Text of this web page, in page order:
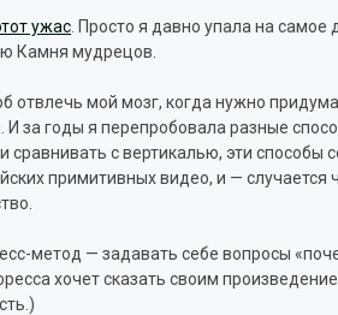
ужас . Просто я давно упала на
Камня мудрецов.
отвлечь мой мозг, когда нужно
за годы я перепробовала разные
сравнивать с вертикалью, эти способы
примитивных видео, и —
метод — задавать себе вопросы
хочет сказать своим